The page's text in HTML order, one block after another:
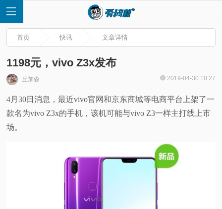
页
首页 快讯 文章详情
1198元，vivo Z3x发布
丘加森 2019-04-30 10:27
4月30日消息，最近vivo官网和京东商城等电商平台上架了一
款名为vivo Z3x的手机，该机可能与vivo Z3一样主打线上市
场。